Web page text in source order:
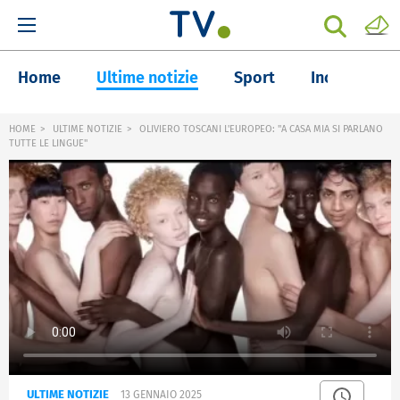
Home Ultime notizie Sport Inchieste
HOME ULTIME NOTIZIE
OLIVIERO TOSCANI L'EUROPEO: "A CASA MIA SI PARLANO
TUTTE LE LINGUE"
ULTIME NOTIZIE 13 GENNAIO 2025